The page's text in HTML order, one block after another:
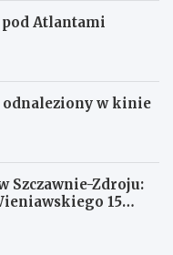
Atlantami
odnaleziony w kinie
Szczawnie-Zdroju:
15